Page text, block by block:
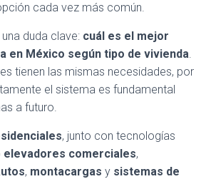
cada vez más común.
duda clave: cuál es el mejor
en México según tipo de vivienda.
tienen las mismas necesidades, por
el sistema es fundamental
a futuro.
, junto con tecnologías
elevadores comerciales,
, montacargas y sistemas de